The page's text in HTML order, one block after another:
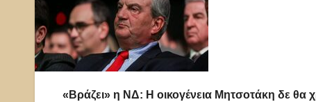
«Βράζει» η ΝΔ: Η οικογένεια Μητσοτάκη δε θα